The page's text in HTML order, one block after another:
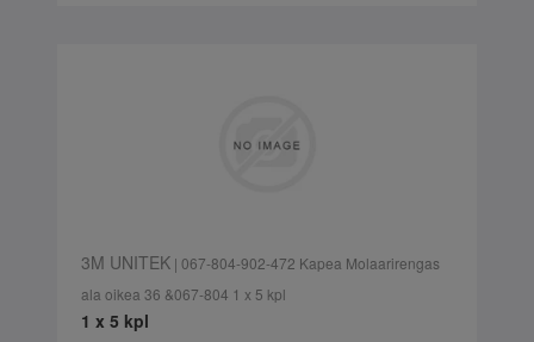
3M UNITEK| 067-804-902-472 Kapea Molaarirengas
ala oikea 36 &067-804 1 x 5 kpl
1 x 5 kpl